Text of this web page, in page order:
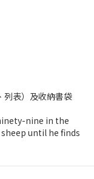
列表）及收納書袋
nine in the
until he finds